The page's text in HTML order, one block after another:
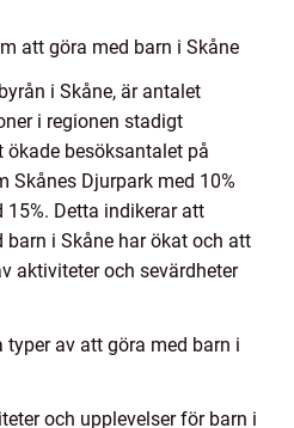
att göra med barn i Skåne
i Skåne, är antalet
i regionen stadigt
ökade besöksantalet på
Skånes Djurpark med 10%
Detta indikerar att
i Skåne har ökat och att
aktiviteter och sevärdheter
av att göra med barn i
och upplevelser för barn i